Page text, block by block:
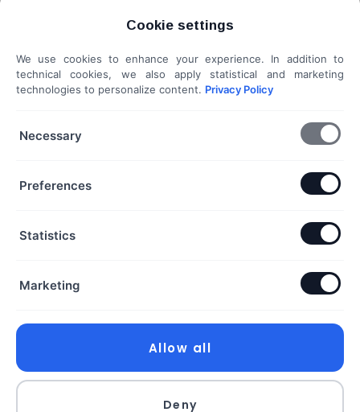
Weboldal kiértékelés
Shoprenter / Unas webshop készítés
Hideg e-mail megkeresés
További szolgáltatások...
+36 20 453 3533
Iroda:
Exaline Kft.
Cookie settings
We use cookies to enhance your experience. In addition to
technical cookies, we also apply statistical and marketing
technologies to personalize content. Privacy Policy
Necessary
Preferences
Statistics
Marketing
Deny
Allow all